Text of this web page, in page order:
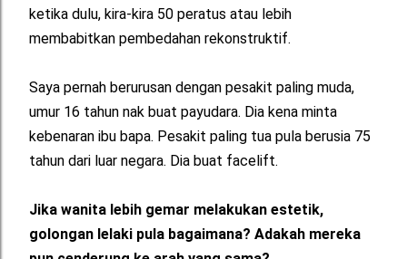
ketika dulu, kira-kira 50 peratus atau lebih
membabitkan pembedahan rekonstruktif.
Saya pernah berurusan dengan pesakit paling muda,
umur 16 tahun nak buat payudara. Dia kena minta
kebenaran ibu bapa. Pesakit paling tua pula berusia 75
tahun dari luar negara. Dia buat facelift.
Jika wanita lebih gemar melakukan estetik,
golongan lelaki pula bagaimana? Adakah mereka